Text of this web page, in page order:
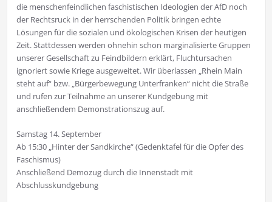
die menschenfeindlichen faschistischen Ideologien der AfD noch
der Rechtsruck in der herrschenden Politik bringen echte
Lösungen für die sozialen und ökologischen Krisen der heutigen
Zeit. Stattdessen werden ohnehin schon marginalisierte Gruppen
unserer Gesellschaft zu Feindbildern erklärt, Fluchtursachen
ignoriert sowie Kriege ausgeweitet. Wir überlassen „Rhein Main
steht auf“ bzw. „Bürgerbewegung Unterfranken“ nicht die Straße
und rufen zur Teilnahme an unserer Kundgebung mit
anschließendem Demonstrationszug auf.
Samstag 14. September
Ab 15:30 „Hinter der Sandkirche“ (Gedenktafel für die Opfer des
Faschismus)
Anschließend Demozug durch die Innenstadt mit
Abschlusskundgebung